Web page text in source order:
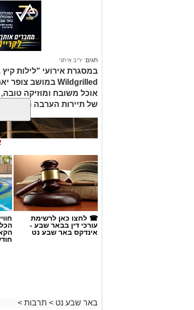
תגים: יריב איתני
אוכל משובח ומוזיקה
של תיירות הערבה
☎ לחצו כאן לרשימת
עורכי דין בבאר שבע -
אינדקס באר שבע נט
באר שבע נט > תרבות >